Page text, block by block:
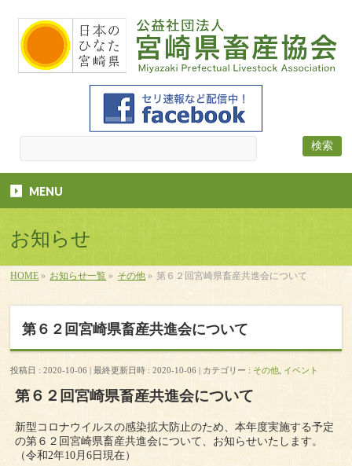
MENU
お知らせ
HOME » お知らせ一覧 » その他 » 第６２回宮崎県畜産共進会について
第６２回宮崎県畜産共進会について
投稿日 : 2020-10-06 最終更新日時 : 2020-10-06 カテゴリー : その他 イベント
第６２回宮崎県畜産共進会について
新型コロナウイルスの感染拡大防止のため、本年度実施する予定
の第６２回宮崎県畜産共進会について、お知らせいたします。
（令和2年10月6日現在）